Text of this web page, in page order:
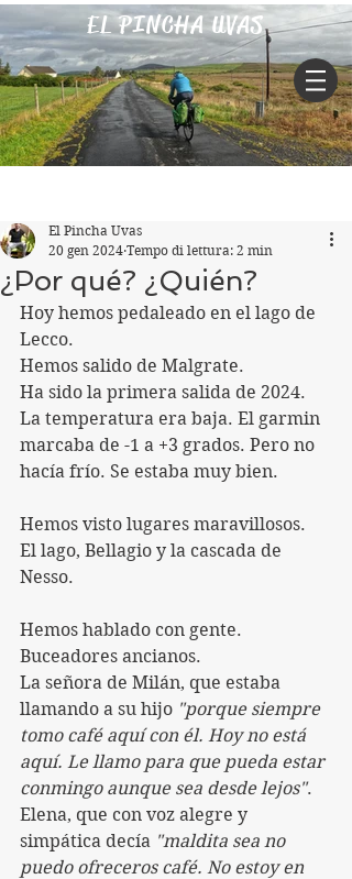
EL PINCHA UVAS
¿Por qué? ¿Quién?
El Pincha Uvas
20 gen 2024 Tempo di lettura: 2 min
Hoy hemos pedaleado en el lago de
Lecco.
Hemos salido de Malgrate.
Ha sido la primera salida de 2024.
La temperatura era baja. El garmin
marcaba de -1 a +3 grados. Pero no
hacía frío. Se estaba muy bien.
Hemos visto lugares maravillosos.
El lago, Bellagio y la cascada de
Nesso.
Hemos hablado con gente.
Buceadores ancianos.
La señora de Milán, que estaba
llamando a su hijo "porque siempre
tomo café aquí con él. Hoy no está
aquí. Le llamo para que pueda estar
conmingo aunque sea desde lejos".
Elena, que con voz alegre y
simpática decía "maldita sea no
puedo ofreceros café. No estoy en